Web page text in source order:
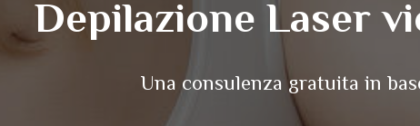
Depilazione Laser
Una consulenza gratuita in